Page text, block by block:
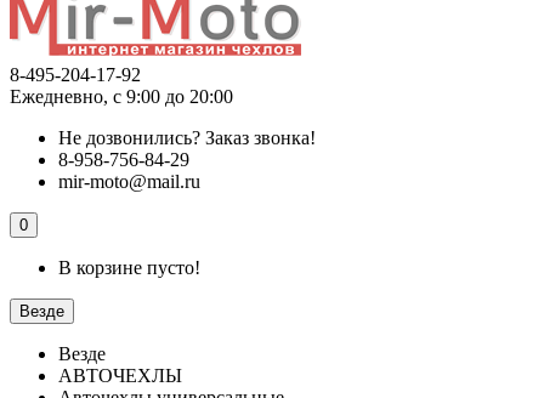
8-495-204-17-92
Ежедневно, с 9:00 до 20:00
Не дозвонились? Заказ звонка!
8-958-756-84-29
mir-moto@mail.ru
0
В корзине пусто!
Везде
Везде
АВТОЧЕХЛЫ